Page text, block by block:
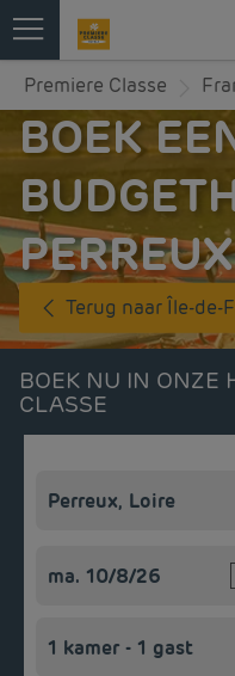
Premiere Classe
BOEK
PERREUX
Terug naar Île-de-
BOEK NU IN ONZE
CLASSE